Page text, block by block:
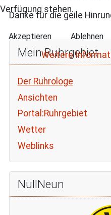
Danke für die geile
Mein Ruhrgebiet
Der Ruhrologe
Ansichten
Portal:Ruhrgebiet
Wetter
Weblinks
NullNeun
Verfügung stehen.
Akzeptieren Ablehnen
Weitere